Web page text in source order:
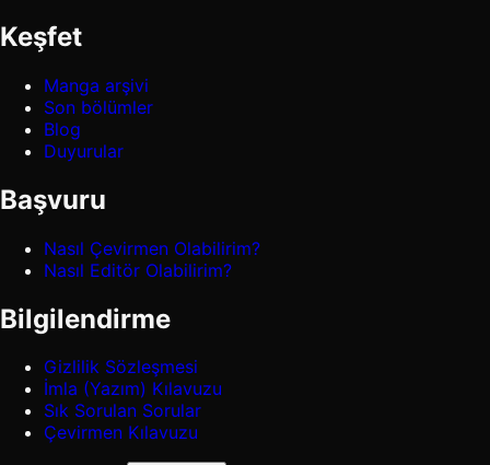
Keşfet
Manga arşivi
Son bölümler
Blog
Duyurular
Başvuru
Nasıl Çevirmen Olabilirim?
Nasıl Editör Olabilirim?
Bilgilendirme
Gizlilik Sözleşmesi
İmla (Yazım) Kılavuzu
Sık Sorulan Sorular
Çevirmen Kılavuzu